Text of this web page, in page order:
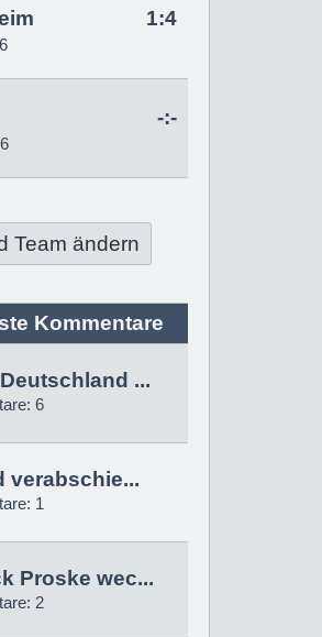
1:4
-:-
Team ändern
Kommentare
...
6
verabschie...
1
Proske wec...
2